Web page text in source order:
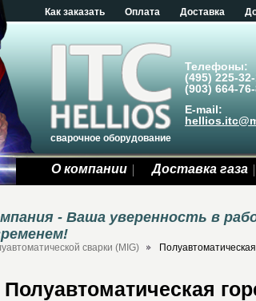
Как заказать Оплата Доставка
сварочное оборудование
Телефоны:
(495) 225-
(903) 664-
E-mail:
О компании Доставка газа
- Ваша уверенность в
сварки (MIG)
Полуавтоматическая